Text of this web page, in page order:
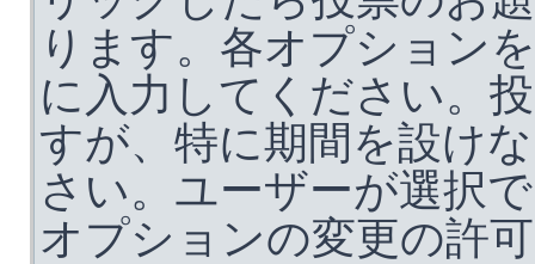
ります。各オプション
に入力してください。
すが、特に期間を設け
さい。ユーザーが選択
オプションの変更の許